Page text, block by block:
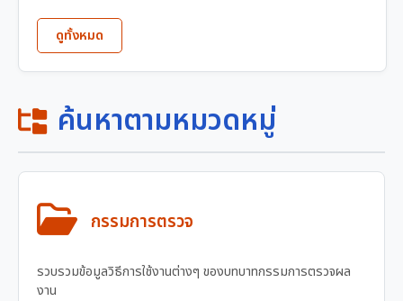
ดูทั้งหมด
ค้นหาตามหมวดหมู่
กรรมการตรวจ
รวบรวมข้อมูลวิธีการใช้งานต่างๆ ของบทบาทกรรมการตรวจผล
งาน